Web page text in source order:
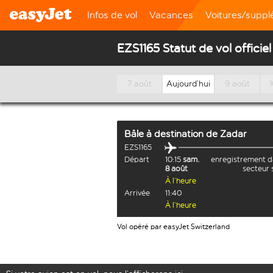
Infos de vol Vacances Voitures/
EZS1165 Statut de vol officiel
7 août Aujourd’hui 9 août
Bâle à destination de Zadar
EZS1165
Départ
10:15 sam.
8 août
enregistrement
secteur
À l’heure
Arrivée
11:40
À l’heure
Vol opéré par easyJet Switzerland